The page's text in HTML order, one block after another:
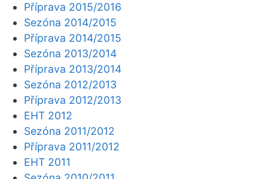
Příprava 2015/2016
Sezóna 2014/2015
Příprava 2014/2015
Sezóna 2013/2014
Příprava 2013/2014
Sezóna 2012/2013
Příprava 2012/2013
EHT 2012
Sezóna 2011/2012
Příprava 2011/2012
EHT 2011